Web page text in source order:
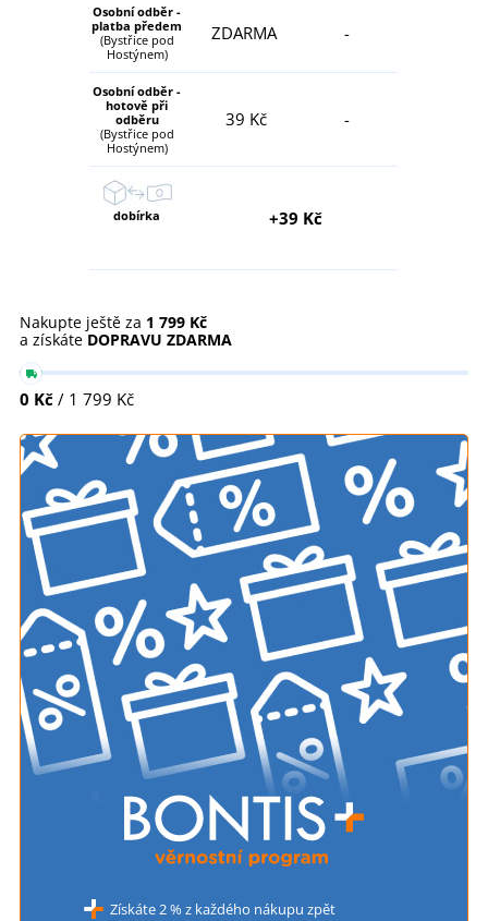
Osobní odběr -
platba předem
(Bystřice pod
Hostýnem)
ZDARMA -
Osobní odběr -
hotově při
odběru
(Bystřice pod
Hostýnem)
39 Kč -
dobírka +39 Kč
Nakupte ještě za 1 799 Kč
a získáte DOPRAVU ZDARMA
0 Kč / 1 799 Kč
Získáte 2 % z každého nákupu zpět